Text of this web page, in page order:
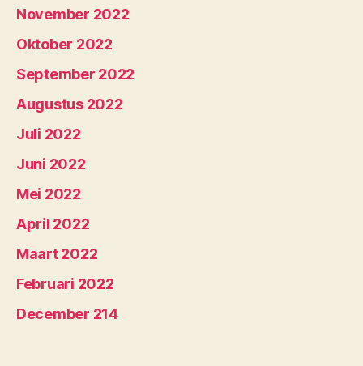
November 2022
Oktober 2022
September 2022
Augustus 2022
Juli 2022
Juni 2022
Mei 2022
April 2022
Maart 2022
Februari 2022
December 214